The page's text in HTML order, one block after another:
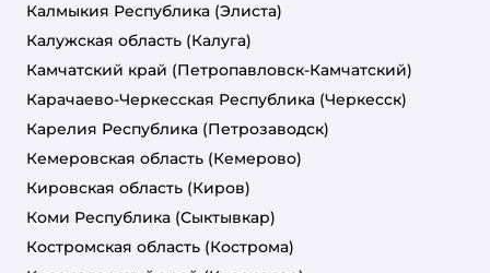
Калмыкия Республика (Элиста)
Калужская область (Калуга)
Камчатский край (Петропавловск-Камчатский)
Карачаево-Черкесская Республика (Черкесск)
Карелия Республика (Петрозаводск)
Кемеровская область (Кемерово)
Кировская область (Киров)
Коми Республика (Сыктывкар)
Костромская область (Кострома)